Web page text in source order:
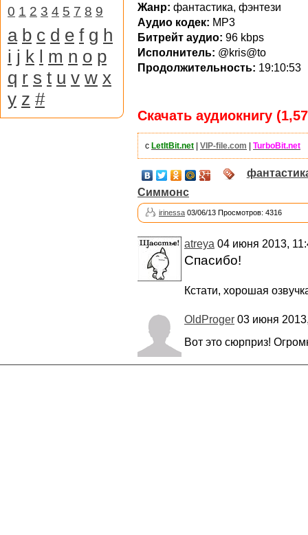
Жанр: фантастика, фэнтези
Аудио кодек: MP3
Битрейт аудио: 96 kbps
Исполнитель: @kris@to
Продолжительность: 19:10:53
Скачать аудиокнигу
с LetItBit.net | VIP-file.com | TurboBit.net
Симмонс
irinessa 03/06/13 Просмотров: 4316
atreya 04 июня 2013,
Спасибо!
Кстати, хорошая
OldProger 03 июня
Вот это сюрприз!
0 1 2 3 4 5 7 8 9
a b c d e f g h
i j k l m n o p
q r s t u v w x
y z #